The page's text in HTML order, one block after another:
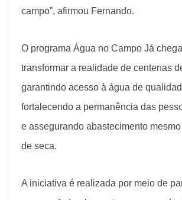
campo”, afirmou Fernando.
O programa Água no Campo Já
transformar a realidade de centenas
garantindo acesso à água de
fortalecendo a permanência das
e assegurando abastecimento
de seca.
A iniciativa é realizada por meio de